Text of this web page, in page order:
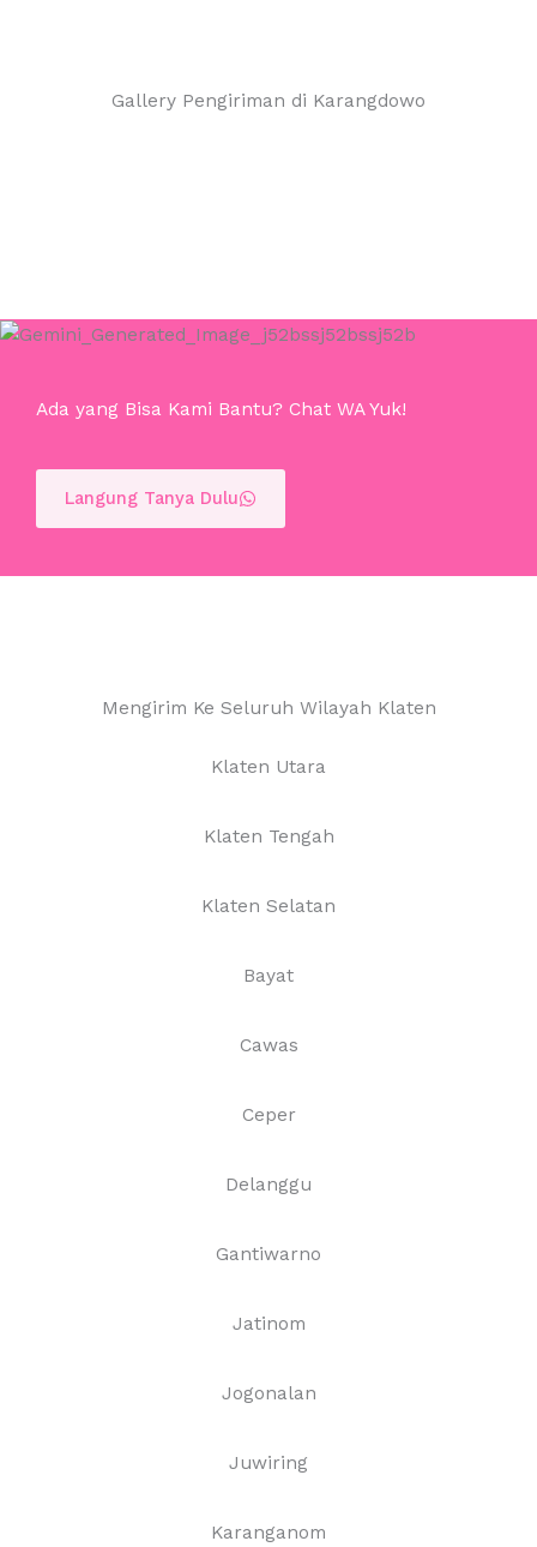
Gallery Pengiriman di Karangdowo
Ada yang Bisa Kami Bantu? Chat WA Yuk!
Langung Tanya Dulu
Mengirim Ke Seluruh Wilayah Klaten
Klaten Utara
Klaten Tengah
Klaten Selatan
Bayat
Cawas
Ceper
Delanggu
Gantiwarno
Jatinom
Jogonalan
Juwiring
Karanganom